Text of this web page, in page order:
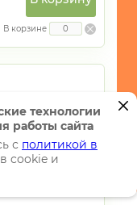
В корзине
технологии
работы сайта
с политикой в
cookie и